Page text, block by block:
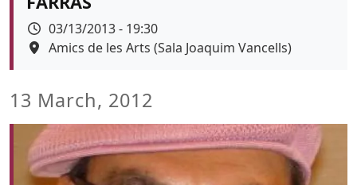
Data
03/13/2013 - 19:30
Espai
Amics de les Arts (Sala Joaquim Vancells)
13 March, 2012